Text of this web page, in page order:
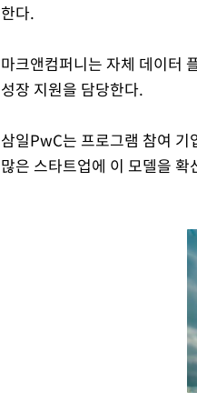
한다.
마크앤컴퍼니는 자체 데이터
성장 지원을 담당한다.
삼일PwC는 프로그램 참여 기
많은 스타트업에 이 모델을 확